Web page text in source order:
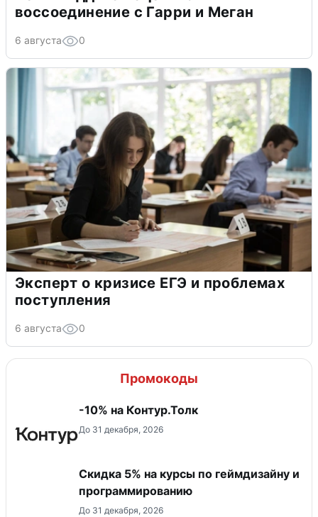
воссоединение с Гарри и Меган
6 августа 0
Эксперт о кризисе ЕГЭ и проблемах
поступления
6 августа 0
Промокоды
-10% на Контур.Толк
До 31 декабря, 2026
Скидка 5% на курсы по геймдизайну и
программированию
До 31 декабря, 2026